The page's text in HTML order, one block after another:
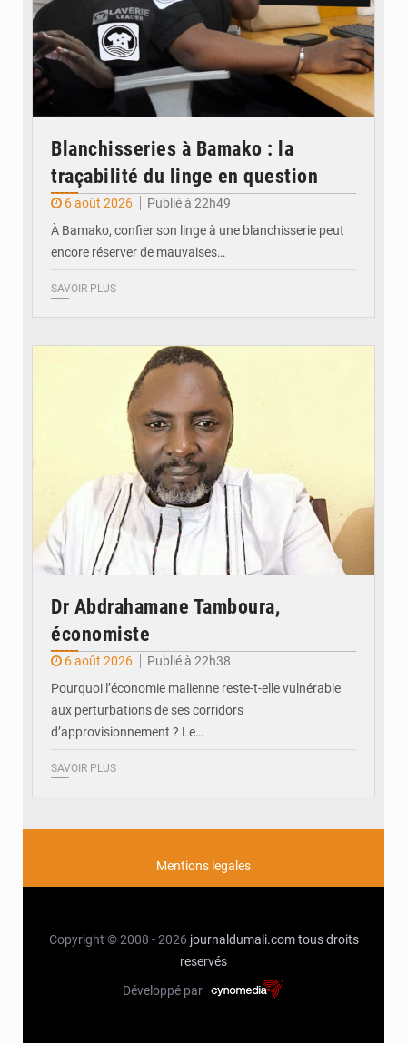
Blanchisseries à Bamako : la
traçabilité du linge en question
6 août 2026
Publié à 22h49
À Bamako, confier son linge à une blanchisserie peut
encore réserver de mauvaises…
SAVOIR PLUS
Dr Abdrahamane Tamboura,
économiste
6 août 2026
Publié à 22h38
Pourquoi l’économie malienne reste-t-elle vulnérable
aux perturbations de ses corridors
d’approvisionnement ? Le…
SAVOIR PLUS
Mentions legales
Copyright © 2008 - 2026 journaldumali.com tous droits
reservés
Développé par